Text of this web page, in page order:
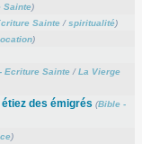
Sainte)
Sainte/spiritualité)
)
Ecriture Sainte/La Vierge
étiez des émigrés (Bible -
)